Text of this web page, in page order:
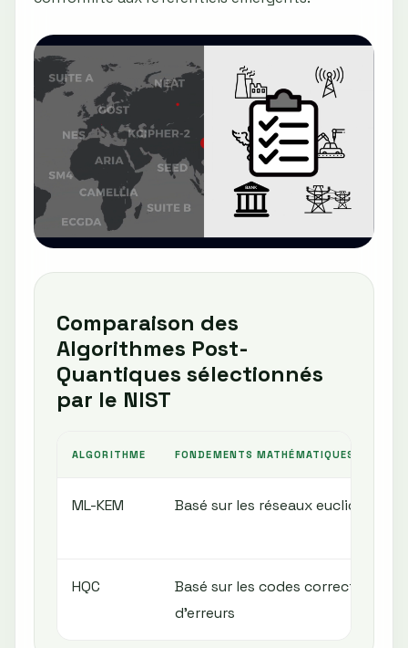
Comparaison des
Algorithmes Post-
Quantiques sélectionnés
par le NIST
ALGORITHME FONDEMENTS MATHÉMATIQUES
ML-KEM Basé sur les réseaux euclidiens
HQC
Basé sur les codes correcteurs
d’erreurs